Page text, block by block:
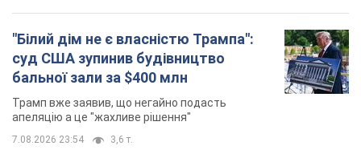
"Білий дім не є власністю Трампа":
суд США зупинив будівництво
бальної зали за $400 млн
Трамп вже заявив, що негайно подасть
апеляцію а це "жахливе рішення"
7.08.2026 23:54 3,6 т.